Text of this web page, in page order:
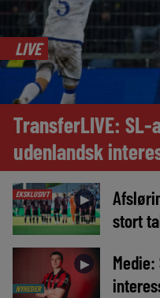
LIVE
TransferLIVE:
udenlandsk
EKSKLUSIVT ►
stort
NYHEDER
►